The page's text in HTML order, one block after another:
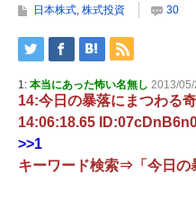
日本株式, 株式投資 30
1: 本当にあった怖い名無し 2013/
14:今日の暴落にまつわる
14:06:18.65
>>1
キーワード検索⇒「今日の